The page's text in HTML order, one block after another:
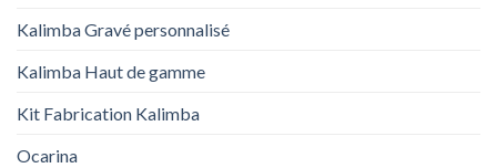
Kalimba Gravé personnalisé
Kalimba Haut de gamme
Kit Fabrication Kalimba
Ocarina